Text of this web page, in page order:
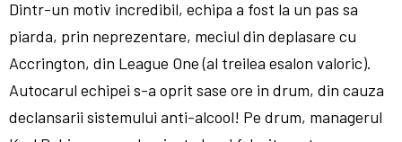
Dintr-un motiv incredibil, echipa a fost la un pas sa
piarda, prin neprezentare, meciul din deplasare cu
Accrington, din League One (al treilea esalon valoric).
Autocarul echipei s-a oprit sase ore in drum, din cauza
declansarii sistemului anti-alcool! Pe drum, managerul